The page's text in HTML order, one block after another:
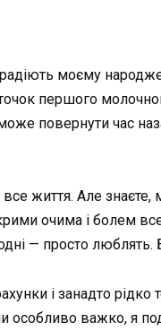
радіють моєму
першого
повернути час
все життя. Але
очима і болем
— просто люблять.
і занадто
особливо важко, я